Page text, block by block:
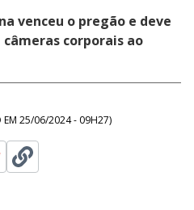
venceu o pregão e deve
corporais ao
25/06/2024 - 09H27)